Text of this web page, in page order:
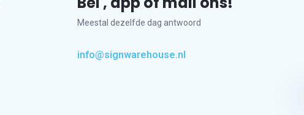
Meestal dezelfde dag antwoord
info@signwarehouse.nl